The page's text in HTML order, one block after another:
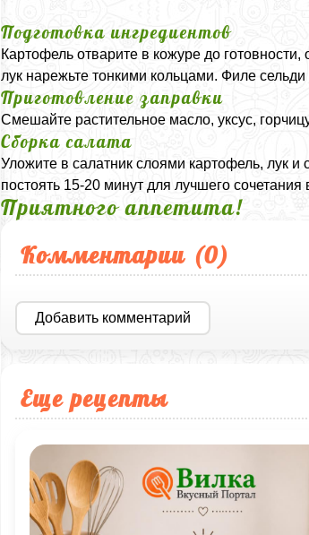
Подготовка ингредиентов
Картофель отварите в кожуре до
лук нарежьте тонкими кольцами. Филе
Приготовление заправки
Смешайте растительное масло, уксус,
Сборка салата
Уложите в салатник слоями картофель, лук
постоять 15-20 минут для лучшего сочетания
Приятного аппетита!
Комментарии (0)
Добавить комментарий
Еще рецепты